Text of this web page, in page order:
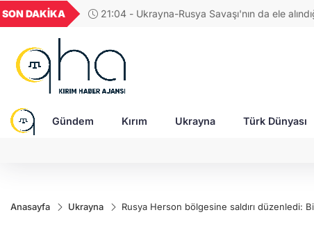
SON DAKİKA
17:38 - Araştırmacı yazar Gündoğdu: Kırım
GEL
18,2377
16,2326
27,9743
0,0018
Gündem Kırım Ukrayna Türk Dünyası
Anasayfa Ukrayna Rusya Herson bölgesine saldırı düzenledi: